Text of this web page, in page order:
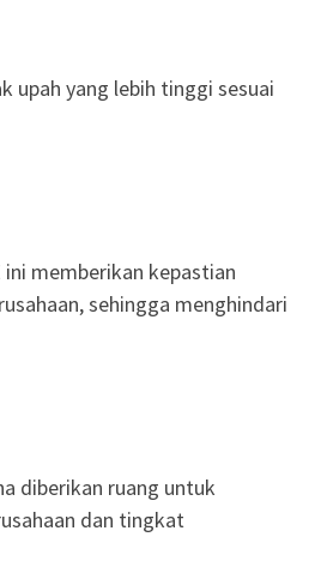
upah yang lebih tinggi sesuai
ini memberikan kepastian
sehingga menghindari
diberikan ruang untuk
dan tingkat